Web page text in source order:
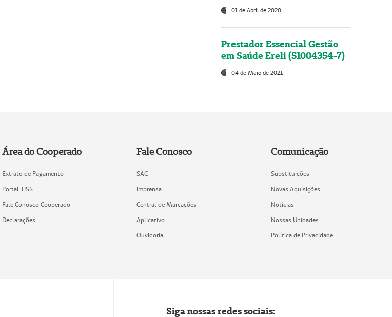
01 de Abril de 2020
Prestador Essencial Gestão
em Saúde Ereli (51004354-7)
04 de Maio de 2021
Área do Cooperado
Extrato de Pagamento
Portal TISS
Fale Conosco Cooperado
Declarações
Fale Conosco
SAC
Imprensa
Central de Marcações
Aplicativo
Ouvidoria
Comunicação
Substituições
Novas Aquisições
Notícias
Nossas Unidades
Política de Privacidade
Siga nossas redes sociais: